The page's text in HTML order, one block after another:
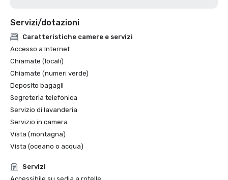
Servizi/dotazioni
Caratteristiche camere e servizi
Accesso a Internet
Chiamate (locali)
Chiamate (numeri verde)
Deposito bagagli
Segreteria telefonica
Servizio di lavanderia
Servizio in camera
Vista (montagna)
Vista (oceano o acqua)
Servizi